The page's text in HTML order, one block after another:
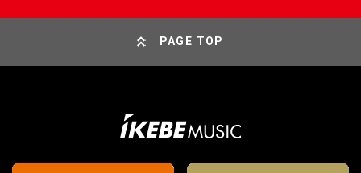
PAGE TOP